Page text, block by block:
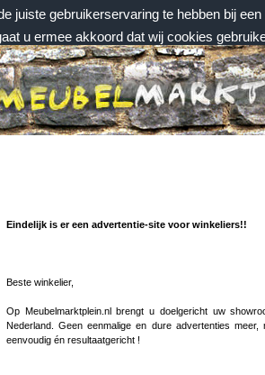
juiste gebruikerservaring te hebben bij
u ermee akkoord dat wij cookies
17:29 uur
Eindelijk is er een advertentie-site voor winkeliers!!
Beste winkelier,
Op Meubelmarktplein.nl brengt u doelgericht uw
Nederland. Geen eenmalige en dure advertenties
eenvoudig én resultaatgericht !